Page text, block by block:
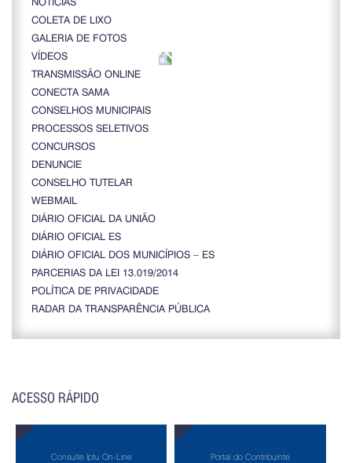
COLETA DE LIXO
GALERIA DE FOTOS
VÍDEOS
TRANSMISSÃO ONLINE
CONECTA SAMA
CONSELHOS MUNICIPAIS
PROCESSOS SELETIVOS
CONCURSOS
DENUNCIE
CONSELHO TUTELAR
WEBMAIL
DIÁRIO OFICIAL DA UNIÃO
DIÁRIO OFICIAL ES
DIÁRIO OFICIAL DOS MUNICÍPIOS – ES
PARCERIAS DA LEI 13.019/2014
POLÍTICA DE PRIVACIDADE
RADAR DA TRANSPARÊNCIA PÚBLICA
ACESSO RÁPIDO
Consulte Iptu On-Line Portal do Contribuinte